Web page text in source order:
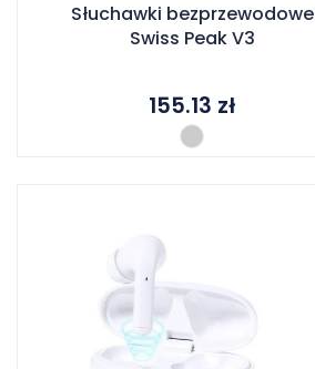
Słuchawki bezprzewodowe
Swiss Peak V3
155.13 zł